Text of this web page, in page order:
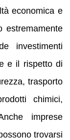
economica e
estremamente
investimenti
e il rispetto di
trasporto
chimici,
imprese
trovarsi